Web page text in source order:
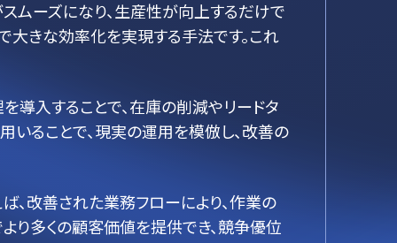
ムーズになり、生産性が向上するだけで
大きな効率化を実現する手法です。これ
導入することで、在庫の削減やリードタ
いることで、現実の運用を模倣し、改善の
、改善された業務フローにより、作業の
り多くの顧客価値を提供でき、競争優位